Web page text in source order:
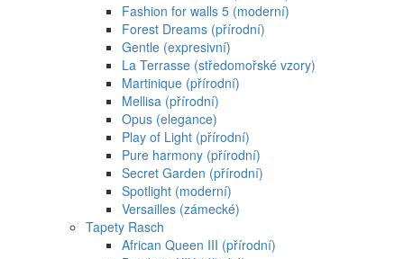
Fashion for walls 5 (moderní)
Forest Dreams (přírodní)
Gentle (expresivní)
La Terrasse (středomořské vzory)
Martinique (přírodní)
Mellisa (přírodní)
Opus (elegance)
Play of Light (přírodní)
Pure harmony (přírodní)
Secret Garden (přírodní)
Spotlight (moderní)
Versailles (zámecké)
Tapety Rasch
African Queen III (přírodní)